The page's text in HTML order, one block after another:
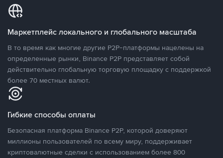
Маркетплейс локального и глобального масштаба
В то время как многие другие P2P-платформы нацелены на
определенные рынки, Binance P2P представляет собой
действительно глобальную торговую площадку с поддержкой
более 70 местных валют.
Гибкие способы оплаты
Безопасная платформа Binance P2P, которой доверяют
миллионы пользователей по всему миру, поддерживает
криптовалютные сделки с использованием более 800